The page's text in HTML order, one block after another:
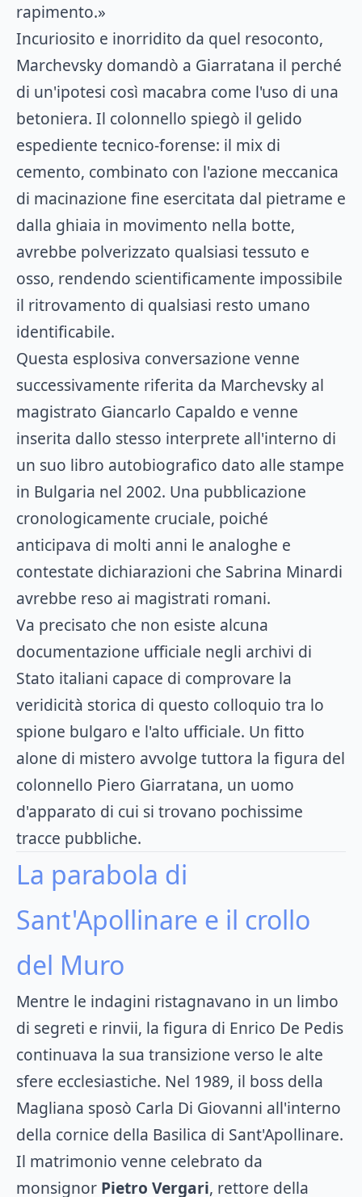
rapimento.»
Incuriosito e inorridito da quel resoconto,
Marchevsky domandò a Giarratana il perché
di un'ipotesi così macabra come l'uso di una
betoniera. Il colonnello spiegò il gelido
espediente tecnico-forense: il mix di
cemento, combinato con l'azione meccanica
di macinazione fine esercitata dal pietrame e
dalla ghiaia in movimento nella botte,
avrebbe polverizzato qualsiasi tessuto e
osso, rendendo scientificamente impossibile
il ritrovamento di qualsiasi resto umano
identificabile.
Questa esplosiva conversazione venne
successivamente riferita da Marchevsky al
magistrato Giancarlo Capaldo e venne
inserita dallo stesso interprete all'interno di
un suo libro autobiografico dato alle stampe
in Bulgaria nel 2002. Una pubblicazione
cronologicamente cruciale, poiché
anticipava di molti anni le analoghe e
contestate dichiarazioni che Sabrina Minardi
avrebbe reso ai magistrati romani.
Va precisato che non esiste alcuna
documentazione ufficiale negli archivi di
Stato italiani capace di comprovare la
veridicità storica di questo colloquio tra lo
spione bulgaro e l'alto ufficiale. Un fitto
alone di mistero avvolge tuttora la figura del
colonnello Piero Giarratana, un uomo
d'apparato di cui si trovano pochissime
tracce pubbliche.
La parabola di
Sant'Apollinare e il crollo
del Muro
Mentre le indagini ristagnavano in un limbo
di segreti e rinvii, la figura di Enrico De Pedis
continuava la sua transizione verso le alte
sfere ecclesiastiche. Nel 1989, il boss della
Magliana sposò Carla Di Giovanni all'interno
della cornice della Basilica di Sant'Apollinare.
Il matrimonio venne celebrato da
monsignor Pietro Vergari, rettore della